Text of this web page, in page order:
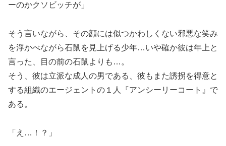
ーのかクソビッチが」
そう言いながら、その顔には似つかわしくない邪悪な笑み
を浮かべながら石鼠を見上げる少年…いや確か彼は年上と
言った、目の前の石鼠よりも…。
そう、彼は立派な成人の男である、彼もまた誘拐を得意と
する組織のエージェントの１人『アンシーリーコート』で
ある。
「え…！？」